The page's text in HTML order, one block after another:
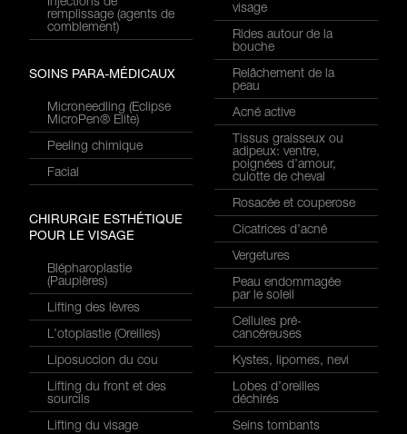
Injections de
remplissage (agents de
comblement)
SOINS PARA-MÉDICAUX
Microneedling (Eclipse
MicroPen® Elite)
Peeling chimique
Facial
CHIRURGIE ESTHÉTIQUE
POUR LE VISAGE
Blépharoplastie
(Paupières)
Lifting des lèvres
L’otoplastie (Oreilles)
Liposuccion du cou
Lifting du front et des
sourcils
Lifting du visage
visage
Rides autour de la
bouche
Relâchement de la
peau
Acné active
Tissus graisseux ou
adipeux: ventre,
poignées d’amour,
culotte de cheval
Rosacée et couperose
Cicatrices d’acné
Vergetures
Peau endommagée
par le soleil
Cellules pré-
cancéreuses
Kystes, lipomes, nevi
Lobes d’oreilles
déchirés
Seins tombants